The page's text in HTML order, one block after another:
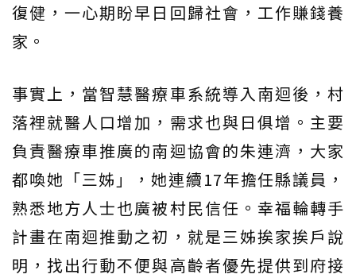
復健，一心期盼早日回歸社會，工作賺錢養
家。
事實上，當智慧醫療車系統導入南迴後，村
落裡就醫人口增加，需求也與日俱增。主要
負責醫療車推廣的南迴協會的朱連濟，大家
都喚她「三姊」，她連續17年擔任縣議員，
熟悉地方人士也廣被村民信任。幸福輪轉手
計畫在南迴推動之初，就是三姊挨家挨戶說
明，找出行動不便與高齡者優先提供到府接